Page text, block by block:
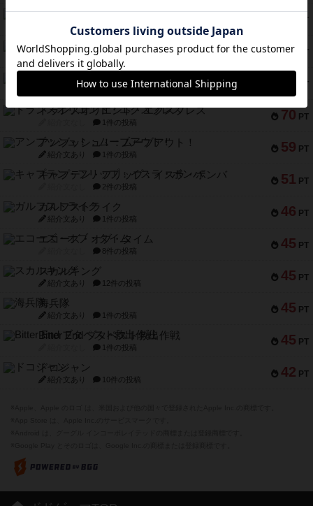
PT
ノームズ・アット・ナイト
紹介文なし 1件の投稿
76 PT
マーリン
紹介文あり 6件の投稿
PT
フラットアイアン
紹介文なし 2件の投稿
70 PT
トランスオリエント・エクスプレス
1件の投稿
59 PT
アンブッシュ！：ムーブアウト！
紹介文あり 1件の投稿
51 PT
キャプテン・フリップ：イスラ・ボンバ
2件の投稿
46 PT
ガルフストライク
紹介文あり 1件の投稿
45 PT
エコーズ・オブ・タイム
8件の投稿
45 PT
スカルキング
紹介文あり 12件の投稿
45 PT
海兵隊
紹介文あり 1件の投稿
45 PT
Bitter End ブタペスト救出作戦
1件の投稿
42 PT
ドコジャン
紹介文あり 10件の投稿